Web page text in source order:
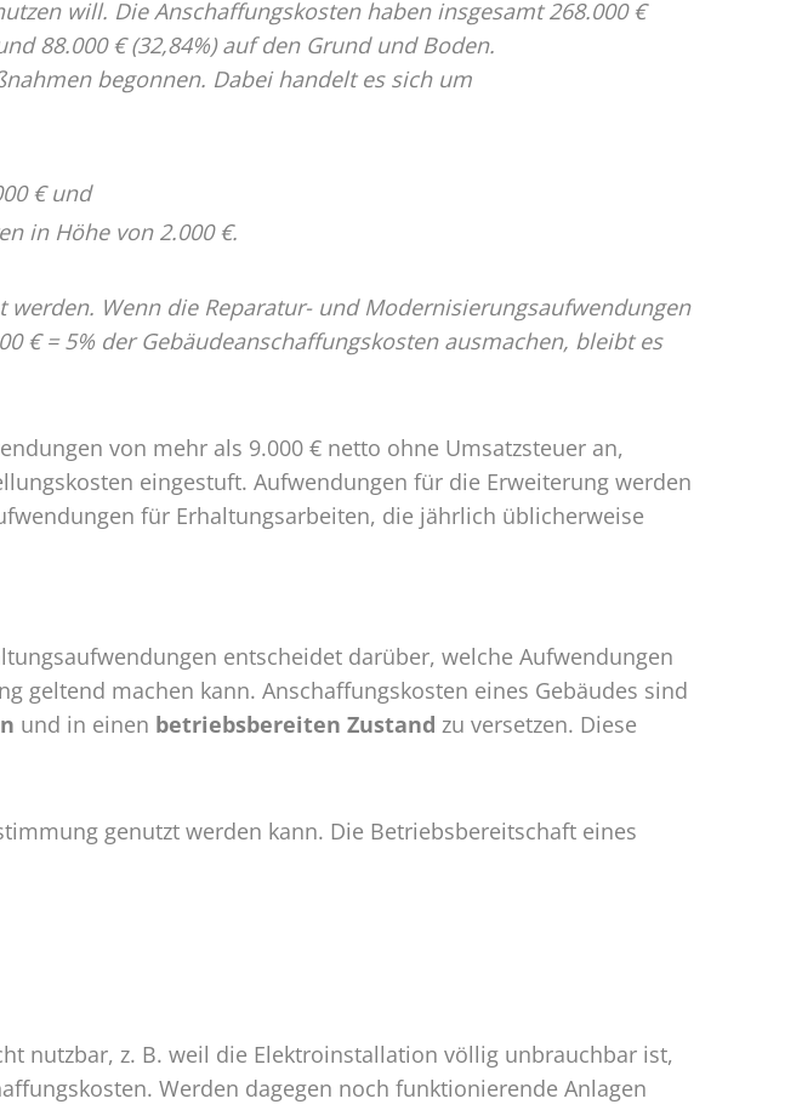
will. Die Anschaffungskosten haben insgesamt 268.000 €
88.000 € (32,84%) auf den Grund und Boden.
begonnen. Dabei handelt es sich um
€ und
in Höhe von 2.000 €.
Wenn die Reparatur- und Modernisierungsaufwendungen
€ = 5% der Gebäudeanschaffungskosten ausmachen, bleibt es
von mehr als 9.000 € netto ohne Umsatzsteuer an,
eingestuft. Aufwendungen für die Erweiterung werden
für Erhaltungsarbeiten, die jährlich üblicherweise
entscheidet darüber, welche Aufwendungen
geltend machen kann. Anschaffungskosten eines Gebäudes sind
und in einen betriebsbereiten Zustand zu versetzen. Diese
genutzt werden kann. Die Betriebsbereitschaft eines
nutzbar, z. B. weil die Elektroinstallation völlig unbrauchbar ist,
Werden dagegen noch funktionierende Anlagen